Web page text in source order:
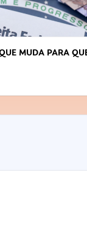
MUDA PARA